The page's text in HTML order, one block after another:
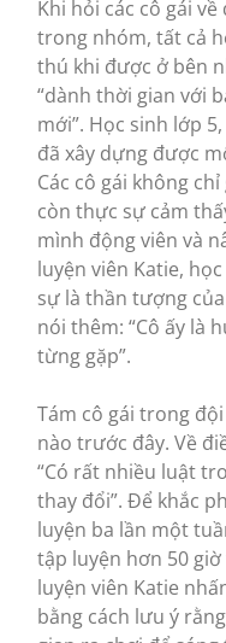
Khi hỏi các cô gái
trong nhóm, tất cả
thú khi được ở bên
“dành thời gian với
mới”. Học sinh lớp
đã xây dựng được
Các cô gái không
còn thực sự cảm
mình động viên và
luyện viên Katie,
sự là thần tượng
nói thêm: “Cô ấy là
từng gặp”.
Tám cô gái trong
nào trước đây. Về
“Có rất nhiều luật
thay đổi”. Để khắc
luyện ba lần một
tập luyện hơn 50
luyện viên Katie
bằng cách lưu ý